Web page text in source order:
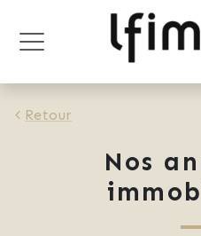
Retour
Nos